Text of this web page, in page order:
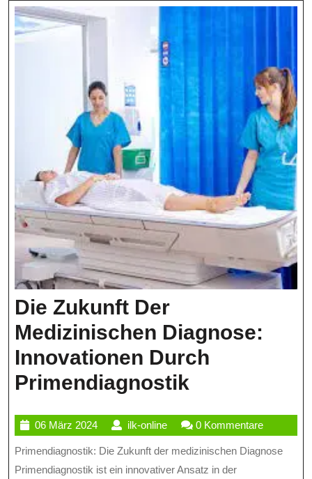
Medizin
Die Zukunft Der
Medizinischen Diagnose:
Innovationen Durch
Primendiagnostik
Der
06 März 202406
März
2024
ilk-onlineilk-
online
0 Kommentare
Primendiagnostik: Die Zukunft der medizinischen Diagnose
Primendiagnostik ist ein innovativer Ansatz in der